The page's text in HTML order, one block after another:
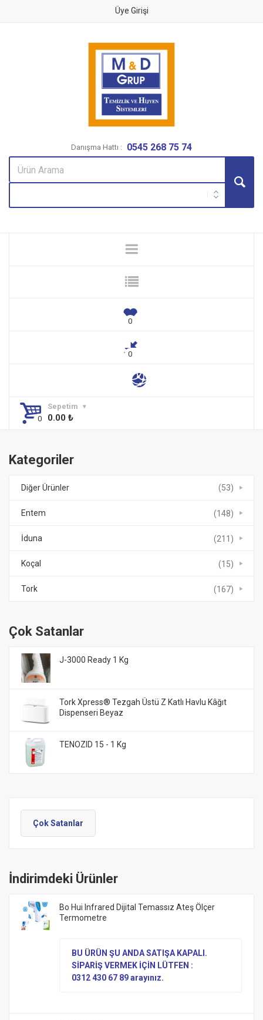
Üye Girişi
Danışma Hattı : 0545 268 75 74
Sepetim
0.00 ₺
Kategoriler
Diğer Ürünler (53)
Entem (148)
İduna (211)
Koçal (15)
Tork (167)
Çok Satanlar
J-3000 Ready 1 Kg
Tork Xpress® Tezgah Üstü Z Katlı Havlu Kâğıt
Dispenseri Beyaz
TENOZID 15 - 1 Kg
Çok Satanlar
İndirimdeki Ürünler
Bo Hui Infrared Dijital Temassız Ateş Ölçer
Termometre
BU ÜRÜN ŞU ANDA SATIŞA KAPALI.
SİPARİŞ VERMEK İÇİN LÜTFEN :
0312 430 67 89 arayınız.